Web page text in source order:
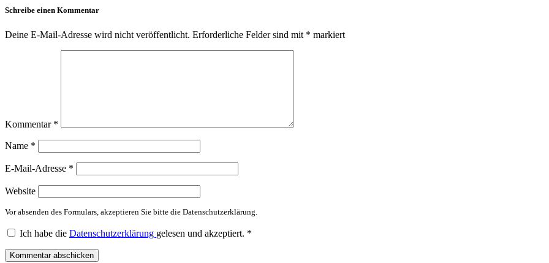
Schreibe einen Kommentar
Deine E-Mail-Adresse wird nicht veröffentlicht. Erforderliche Felder sind mit * markiert
Kommentar *
Name *
E-Mail-Adresse *
Website
Vor absenden des Formulars, akzeptieren Sie bitte die Datenschutzerklärung.
Ich habe die Datenschutzerklärung gelesen und akzeptiert. *